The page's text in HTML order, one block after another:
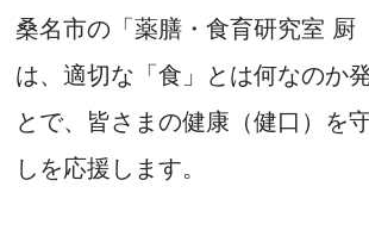
桑名市の「薬膳・食育研究室 厨
は、適切な「食」とは何なのか
とで、 皆さまの健康（健口）を
しを応援します。